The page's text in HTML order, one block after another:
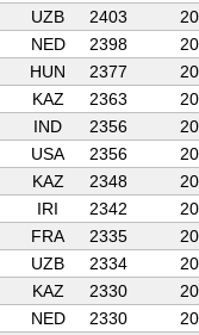
UZB 2403
NED 2398
HUN 2377
KAZ 2363
IND 2356
USA 2356
KAZ 2348
IRI 2342
FRA 2335
UZB 2334
KAZ 2330
NED 2330